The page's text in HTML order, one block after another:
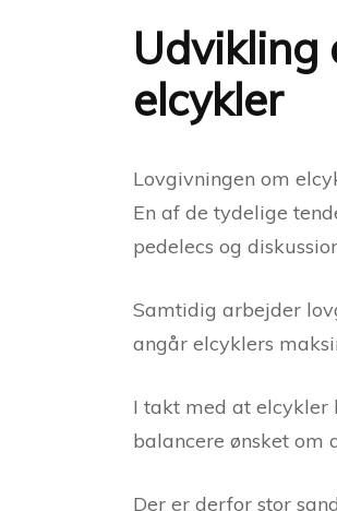
Udvikling
elcykler
Lovgivningen om
En af de tydelige
pedelecs og
Samtidig arbejder
angår elcyklers
I takt med at elcykler
balancere ønsket
Der er derfor stor